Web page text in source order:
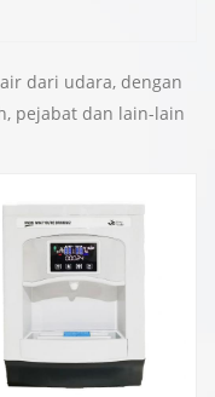
dari udara, dengan
pejabat dan lain-lain